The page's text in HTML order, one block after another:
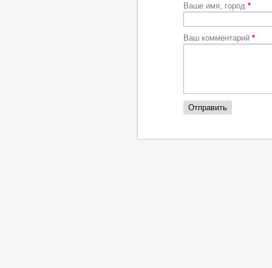
Ваше имя, город *
Ваш комментарий *